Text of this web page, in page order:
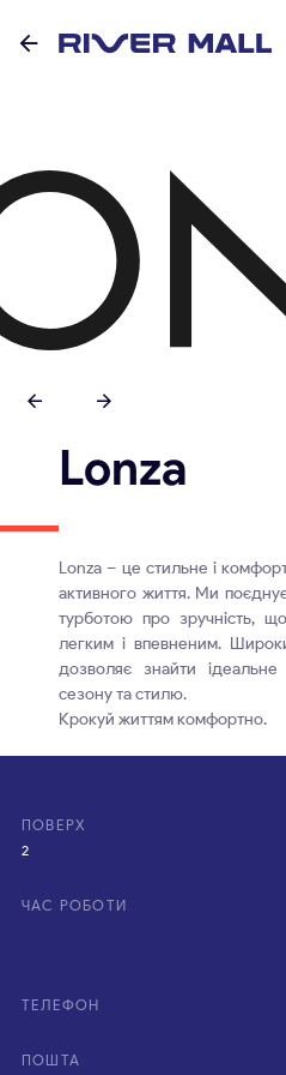
Lonza
Lonza – це стильне і
активного життя. Ми
турботою про зручність,
легким і впевненим.
дозволяє знайти
сезону та стилю.
Крокуй життям комфортно.
ПОВЕРХ
2
ЧАС РОБОТИ
ТЕЛЕФОН
ПОШТА